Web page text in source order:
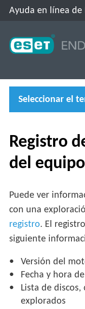
Ayuda en línea de
Seleccionar el
Registro
del equipo
Puede ver
con una
registro. El
siguiente
Versión del
Fecha y hora
Lista de discos,
explorados